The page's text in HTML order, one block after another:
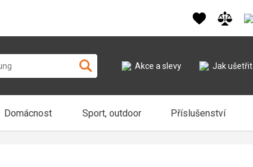
Akce a slevy Jak ušetřit
Domácnost Sport, outdoor Příslušenství